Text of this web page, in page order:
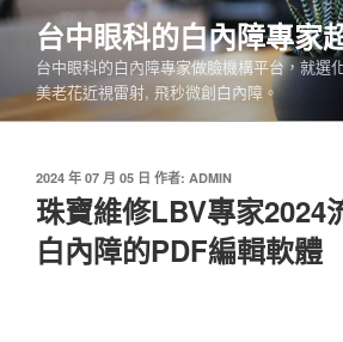
跳
要
內
台中眼科的白內障專家
台中眼科的白內障專家做臉機構平台，就選
美老花近視雷射, 飛秒微創白內障。
發
佈
於
2024 年 07 月 05 日 作者: ADMIN
珠寶維修LBV專家2024
白內障的PDF編輯軟體